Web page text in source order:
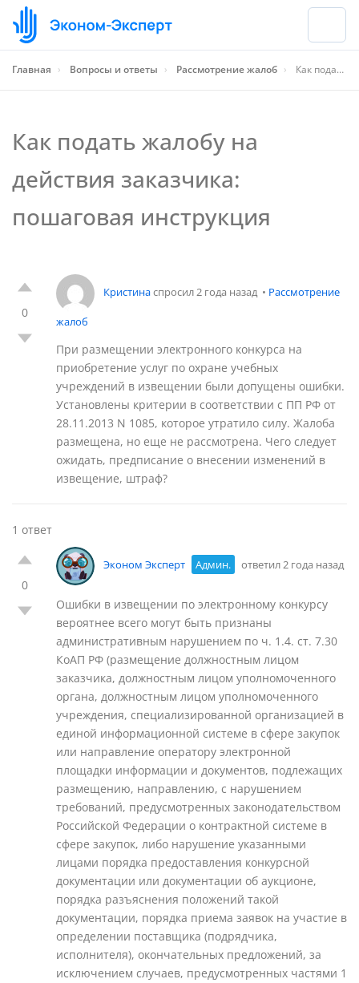
Главная › Вопросы и ответы › Рассмотрение жалоб › Как подать жалобу на действия заказчика: пошаговая инструкция
Как подать жалобу на
действия заказчика:
пошаговая инструкция
0
Кристинаспросил 2 года назад • Рассмотрение
жалоб
При размещении электронного конкурса на
приобретение услуг по охране учебных
учреждений в извещении были допущены ошибки.
Установлены критерии в соответствии с ПП РФ от
28.11.2013 N 1085, которое утратило силу. Жалоба
размещена, но еще не рассмотрена. Чего следует
ожидать, предписание о внесении изменений в
извещение, штраф?
1 ответ
0
Эконом Эксперт Админ. ответил 2 года назад
Ошибки в извещении по электронному конкурсу
вероятнее всего могут быть признаны
административным нарушением по ч. 1.4. ст. 7.30
КоАП РФ (размещение должностным лицом
заказчика, должностным лицом уполномоченного
органа, должностным лицом уполномоченного
учреждения, специализированной организацией в
единой информационной системе в сфере закупок
или направление оператору электронной
площадки информации и документов, подлежащих
размещению, направлению, с нарушением
требований, предусмотренных законодательством
Российской Федерации о контрактной системе в
сфере закупок, либо нарушение указанными
лицами порядка предоставления конкурсной
документации или документации об аукционе,
порядка разъяснения положений такой
документации, порядка приема заявок на участие в
определении поставщика (подрядчика,
исполнителя), окончательных предложений, за
исключением случаев, предусмотренных частями 1